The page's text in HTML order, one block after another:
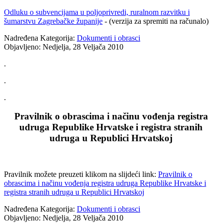
Odluku o subvencijama u poljoprivredi, ruralnom razvitku i
šumarstvu Zagrebačke županije - (verzija za spremiti na računalo)
Nadređena Kategorija: Dokumenti i obrasci
Objavljeno: Nedjelja, 28 Veljača 2010
.
.
.
Pravilnik o obrascima i načinu vođenja registra
udruga Republike Hrvatske i registra stranih
udruga u Republici Hrvatskoj
Pravilnik možete preuzeti klikom na slijdeći link: Pravilnik o
obrascima i načinu vođenja registra udruga Republike Hrvatske i
registra stranih udruga u Republici Hrvatskoj
Nadređena Kategorija: Dokumenti i obrasci
Objavljeno: Nedjelja, 28 Veljača 2010